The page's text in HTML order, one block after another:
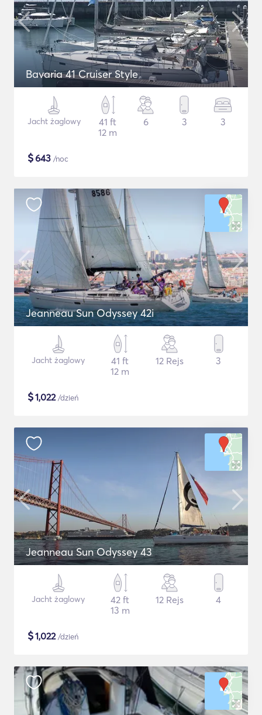
Bavaria 41 Cruiser Style
Jacht żaglowy
41 ft
12 m
6 3 3
$643 /noc
Jeanneau Sun Odyssey 42i
Jacht żaglowy
41 ft
12 m
12 Rejs 3
$1,022/dzień
Jeanneau Sun Odyssey 43
Jacht żaglowy
42 ft
13 m
12 Rejs 4
$1,022/dzień